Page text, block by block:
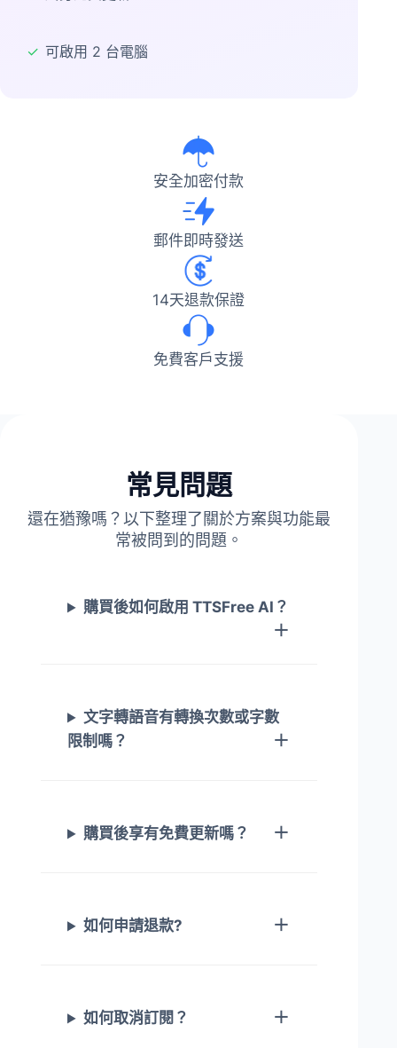
✓ 可啟用 2 台電腦
安全加密付款
郵件即時發送
14天退款保證
免費客戶支援
常見問題
還在猶豫嗎？以下整理了關於方案與功能最
常被問到的問題。
購買後如何啟用 TTSFree AI？
文字轉語音有轉換次數或字數
限制嗎？
購買後享有免費更新嗎？
如何申請退款?
如何取消訂閱？